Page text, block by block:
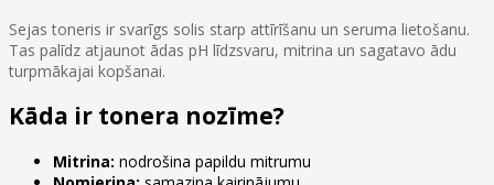
Sejas toneris ir svarīgs solis starp attīrīšanu un seruma lietošanu.
Tas palīdz atjaunot ādas pH līdzsvaru, mitrina un sagatavo ādu
turpmākajai kopšanai.
Kāda ir tonera nozīme?
Mitrina: nodrošina papildu mitrumu